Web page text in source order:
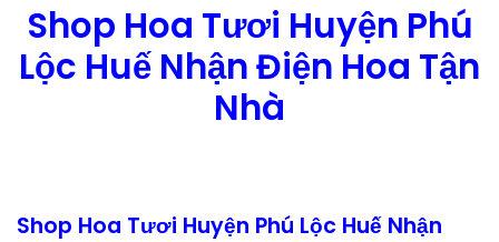
Shop Hoa Tươi Huyện Phú
Lộc Huế Nhận Điện Hoa Tận
Nhà
Shop Hoa Tươi Huyện Phú Lộc Huế Nhận